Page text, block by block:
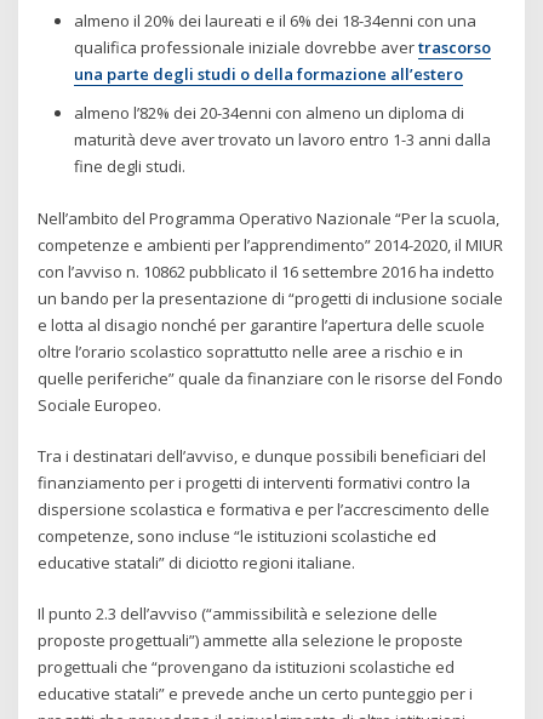
almeno il 20% dei laureati e il 6% dei 18-34enni con una
qualifica professionale iniziale dovrebbe avertrascorso
una parte degli studi o della formazione all’estero
almeno l’82% dei 20-34enni con almeno un diploma di
maturità deve aver trovato un lavoro entro 1-3 anni dalla
fine degli studi.
Nell’ambito del Programma Operativo Nazionale “Per la scuola,
competenze e ambienti per l’apprendimento” 2014-2020, il MIUR
con l’avviso n. 10862 pubblicato il 16 settembre 2016 ha indetto
un bando per la presentazione di “progetti di inclusione sociale
e lotta al disagio nonché per garantire l’apertura delle scuole
oltre l’orario scolastico soprattutto nelle aree a rischio e in
quelle periferiche” quale da finanziare con le risorse del Fondo
Sociale Europeo.
Tra i destinatari dell’avviso, e dunque possibili beneficiari del
finanziamento per i progetti di interventi formativi contro la
dispersione scolastica e formativa e per l’accrescimento delle
competenze, sono incluse “le istituzioni scolastiche ed
educative statali” di diciotto regioni italiane.
Il punto 2.3 dell’avviso (“ammissibilità e selezione delle
proposte progettuali”) ammette alla selezione le proposte
progettuali che “provengano da istituzioni scolastiche ed
educative statali” e prevede anche un certo punteggio per i